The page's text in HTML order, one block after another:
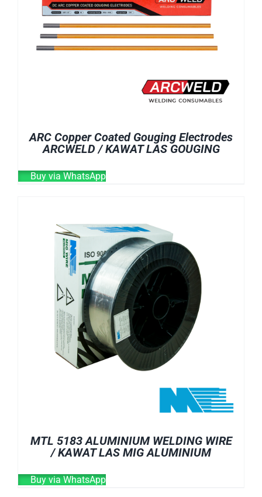
ARC Copper Coated Gouging Electrodes
ARCWELD / KAWAT LAS GOUGING
Buy via WhatsApp
MTL 5183 ALUMINIUM WELDING WIRE
/ KAWAT LAS MIG ALUMINIUM
Buy via WhatsApp